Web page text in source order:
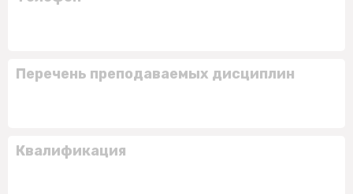
Перечень преподаваемых дисциплин
Квалификация